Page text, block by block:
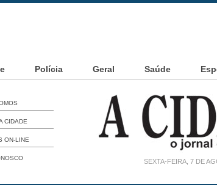
Polícia Geral Saúde
CIDADE
ON-LINE
SEXTA-FEIRA, 7 DE